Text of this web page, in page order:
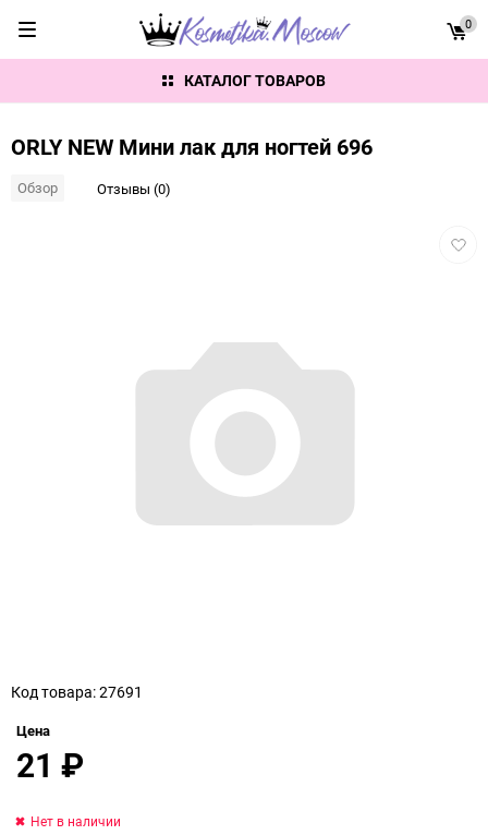
КАТАЛОГ ТОВАРОВ
0
ORLY NEW Мини лак для ногтей 696
Обзор Отзывы (0)
Код товара: 27691
Цена
21 ₽
Нет в наличии